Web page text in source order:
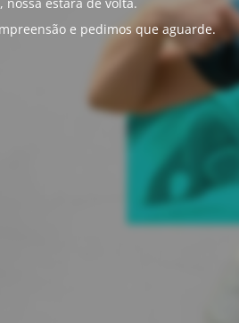
e pedimos que aguarde.